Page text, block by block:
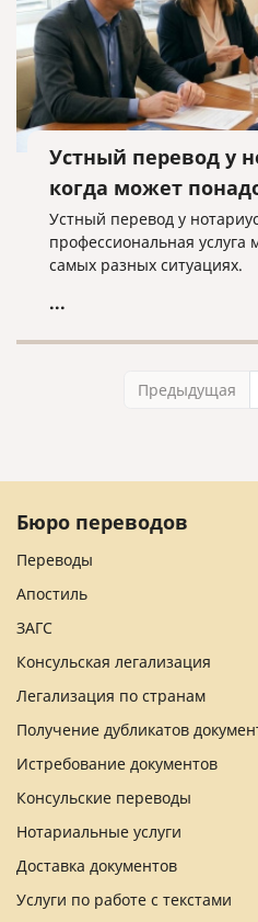
Устный перевод у
когда может
Устный перевод у
профессиональная услуга
самых разных ситуациях.
...
Предыдущая
Бюро переводов
Переводы
Апостиль
ЗАГС
Консульская легализация
Легализация по странам
Получение дубликатов
Истребование документов
Консульские переводы
Нотариальные услуги
Доставка документов
Услуги по работе с текстами